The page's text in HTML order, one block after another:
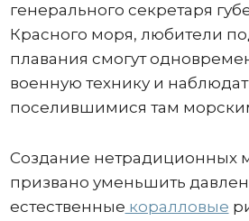
генерального секретаря
Красного моря, любители
плавания смогут
военную технику и
поселившимися там
Создание нетрадиционных
призвано уменьшить
естественные коралловые